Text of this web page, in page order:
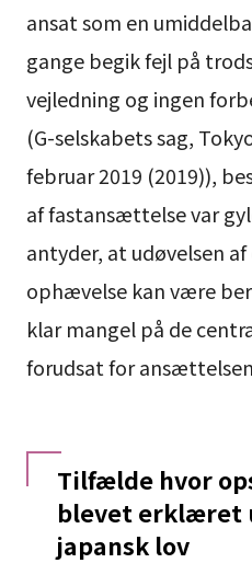
ansat som en
gange begik fejl på
vejledning og ingen
(G-selskabets sag,
februar 2019 (2019)),
af fastansættelse var
antyder, at udøvelsen
ophævelse kan være
klar mangel på de
forudsat for
Tilfælde hvor
blevet erklæret
japansk lov